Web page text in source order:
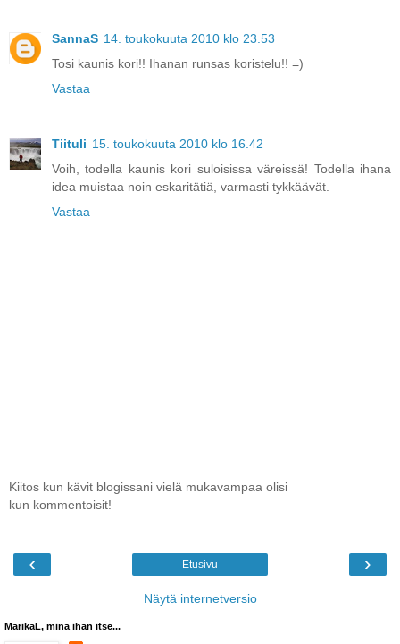
SannaS 14. toukokuuta 2010 klo 23.53
Tosi kaunis kori!! Ihanan runsas koristelu!! =)
Vastaa
Tiituli 15. toukokuuta 2010 klo 16.42
Voih, todella kaunis kori suloisissa väreissä! Todella ihana
idea muistaa noin eskaritätiä, varmasti tykkäävät.
Vastaa
Kiitos kun kävit blogissani vielä mukavampaa olisi
kun kommentoisit!
‹ ›
Etusivu
Näytä internetversio
MarikaL, minä ihan itse...